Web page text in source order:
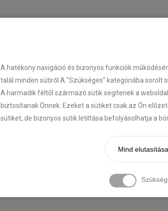
A hatékony navigáció és bizonyos funkciók
talál minden sütiről.A "Szükséges" kategóriába sorolt
A harmadik féltől származó sütik segítenek a
biztosítanak Önnek. Ezeket a sütiket csak az Ön
sütiket, de bizonyos sütik letiltása befolyásolhatja a
Mind elutasítása